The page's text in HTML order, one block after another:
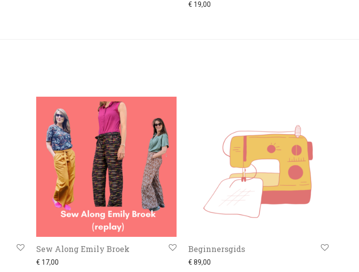
€ 19,00
Sew Along Emily Broek
€ 17,00
Beginnersgids
€ 89,00